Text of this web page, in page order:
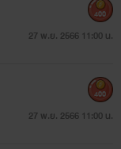
27 พ.ย. 2566 11:00 น.
400
27 พ.ย. 2566 11:00 น.
400